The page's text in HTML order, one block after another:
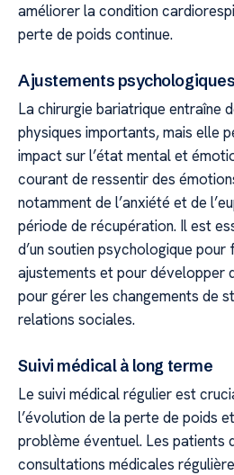
améliorer la condition
perte de poids continue.
Ajustements psychologiques
La chirurgie bariatrique entraîne
physiques importants, mais elle
impact sur l’état mental et
courant de ressentir des
notamment de l’anxiété et de
période de récupération. Il est
d’un soutien psychologique
ajustements et pour développer
pour gérer les changements de
relations sociales.
Suivi médical à long terme
Le suivi médical régulier est
l’évolution de la perte de poids
problème éventuel. Les patients
consultations médicales